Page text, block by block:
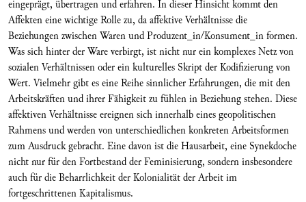
eingeprägt, übertragen und erfahren. In dieser Hinsicht kommt den
Affekten eine wichtige Rolle zu, da affektive Verhältnisse die
Beziehungen zwischen Waren und Produzent_in/Konsument_in formen.
Was sich hinter der Ware verbirgt, ist nicht nur ein komplexes Netz von
sozialen Verhältnissen oder ein kulturelles Skript der Kodifizierung von
Wert. Vielmehr gibt es eine Reihe sinnlicher Erfahrungen, die mit den
Arbeitskräften und ihrer Fähigkeit zu fühlen in Beziehung stehen. Diese
affektiven Verhältnisse ereignen sich innerhalb eines geopolitischen
Rahmens und werden von unterschiedlichen konkreten Arbeitsformen
zum Ausdruck gebracht. Eine davon ist die Hausarbeit, eine Synekdoche
nicht nur für den Fortbestand der Feminisierung, sondern insbesondere
auch für die Beharrlichkeit der Kolonialität der Arbeit im
fortgeschrittenen Kapitalismus.